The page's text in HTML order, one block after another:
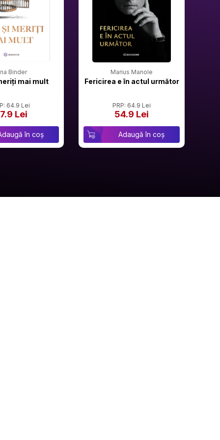
Binder
mai mult
64.9 Lei
Lei
în coș
Marius Manole
Fericirea e în actul următor
PRP: 64.9 Lei
54.9 Lei
Adaugă în coș